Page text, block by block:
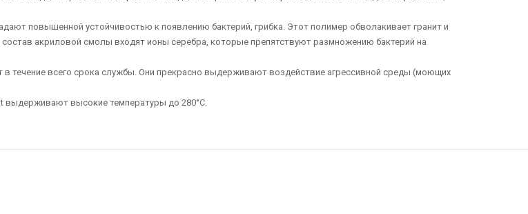
повышенной устойчивостью к появлению бактерий, грибка. Этот полимер обволакивает гранит и
акриловой смолы входят ионы серебра, которые препятствуют размножению бактерий на
течение всего срока службы. Они прекрасно выдерживают воздействие агрессивной среды (моющих
выдерживают высокие температуры до 280°С.